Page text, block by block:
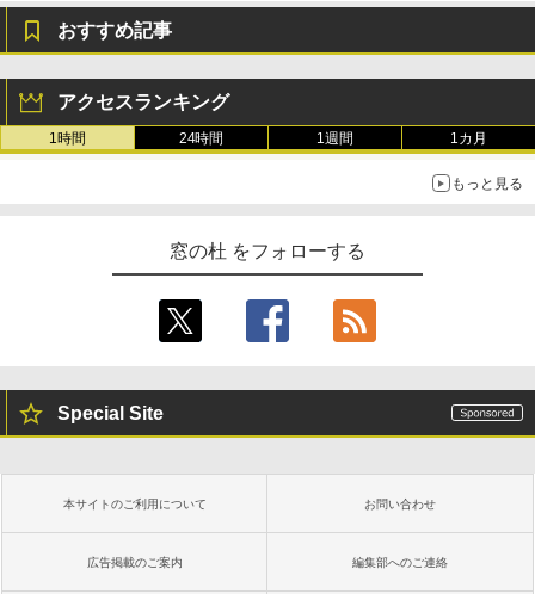
ンチディスプレイ、色調調節ライト、12
週間持続バッテリー、広告なし、ブラッ
ク
Amazon Kindle - 目に優しい、かさばら
ない、大きな画面で読みやすい、6週間持
書籍リーダー、マッチャ、16GB、広告な
Kindle Paperwhite シグニチャーエディ
るさ自動調整、色調調節ライト、12週間
持続バッテリー、広告なし、メタリック
おすすめ記事
アクセスランキング
1時間 24時間 1週間 1カ月
もっと見る
窓の杜 をフォローする
Special Site
本サイトのご利用について お問い合わせ
広告掲載のご案内 編集部へのご連絡